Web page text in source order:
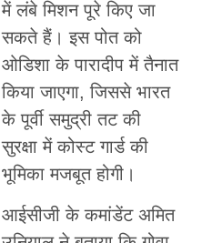
में लंबे मिशन पूरे किए जा
सकते हैं। इस पोत को
ओडिशा के पारादीप में तैनात
किया जाएगा, जिससे भारत
के पूर्वी समुद्री तट की
सुरक्षा में कोस्ट गार्ड की
भूमिका मजबूत होगी।
आईसीजी के कमांडेंट अमित